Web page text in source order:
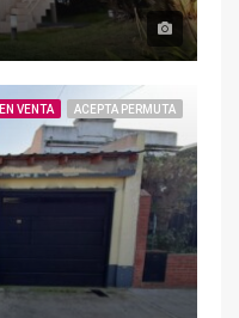
EN VENTA ACEPTA PERMUTA